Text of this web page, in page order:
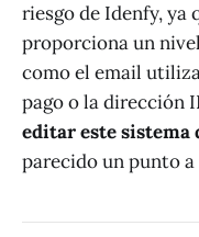
riesgo de Idenfy, ya
proporciona un
como el email
pago o la dirección
editar este sistema
parecido un punto